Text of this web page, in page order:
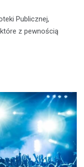
Publicznej,
z pewnością